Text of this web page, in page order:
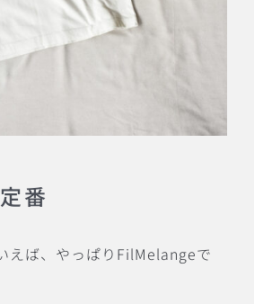
番
えば、やっぱりFilMelangeで